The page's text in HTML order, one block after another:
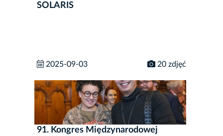
SOLARIS
2025-09-03 20 zdjęć
91. Kongres Międzynarodowej